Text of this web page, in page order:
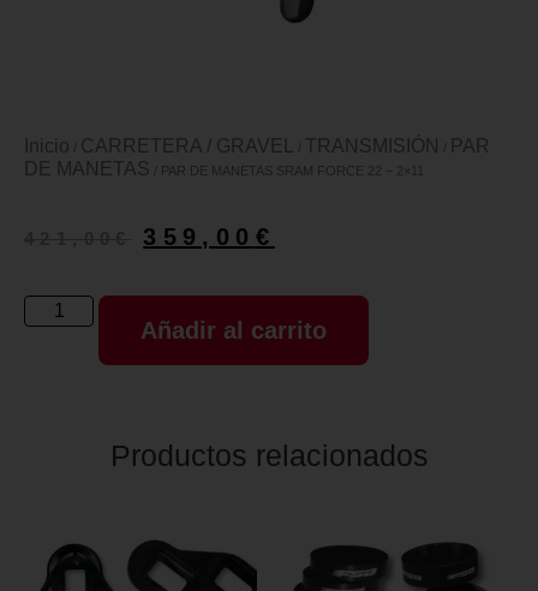
Inicio CARRETERA / GRAVEL TRANSMISIÓN
PAR
DE MANETAS / PAR DE MANETAS SRAM FORCE 22 – 2×11
359,00 €
Añadir al carrito
Productos relacionados